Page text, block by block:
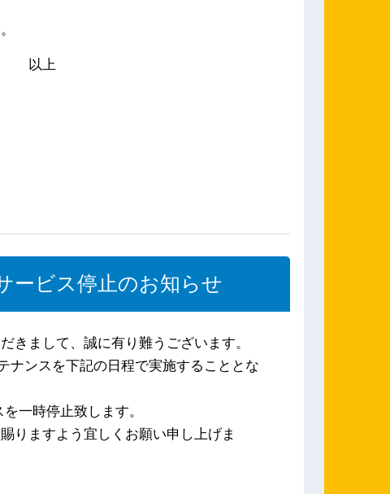
ービス停止のお知らせ
きまして、誠に有り難うございます。
ナンスを下記の日程で実施することとな
一時停止致します。
りますよう宜しくお願い申し上げま